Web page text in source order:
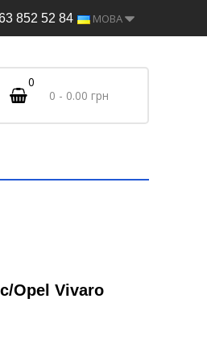
852 52 84 МОВА
0 - 0.00 грн
0
Opel Vivaro